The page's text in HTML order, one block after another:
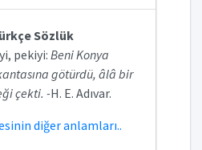
Sözlük
pekiyi: Beni Konya
götürdü, âlâ bir
çekti. -H. E. Adıvar.
diğer anlamları..